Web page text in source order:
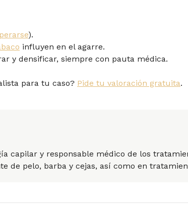
).
influyen en el agarre.
y densificar, siempre con pauta médica.
para tu caso? Pide tu valoración gratuita.
capilar y responsable médico de los
de pelo, barba y cejas, así como en